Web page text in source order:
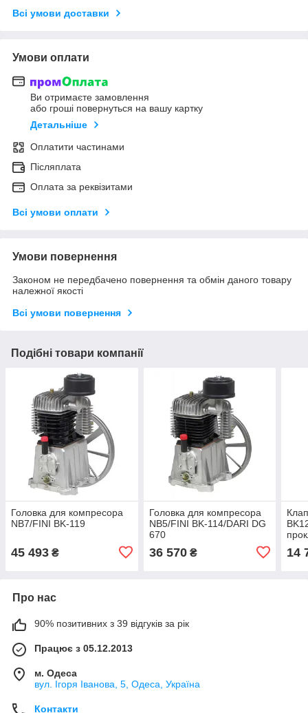
Всі умови доставки
Умови оплати
Ви отримаєте замовлення
або гроші повернуться на вашу картку
Детальніше
Оплатити частинами
Післяплата
Оплата за реквізитами
Всі умови оплати
Умови повернення
Законом не передбачено повернення та обмін даного товару
належної якості
Всі умови повернення
Подібні товари компанії
Головка для компресора
NB7/FINI BK-119
45 493 ₴
Головка для компресора
NB5/FINI BK-114/DARI DG
670
36 570₴ 14
Про нас
90% позитивних з 39 відгуків за рік
Працює з 05.12.2013
м. Одеса
вул. Ігоря Іванова, 5, Одеса, Україна
Контакти